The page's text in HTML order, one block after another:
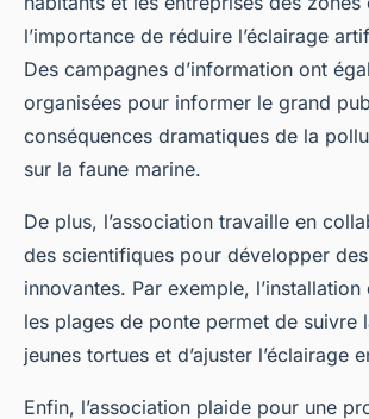
l’importance de réduire l’éclairage
Des campagnes d’information ont
organisées pour informer le grand
conséquences dramatiques de la
sur la faune marine.
De plus, l’association travaille en
des scientifiques pour développer
innovantes. Par exemple,
les plages de ponte permet de suivre
jeunes tortues et d’ajuster l’éclairage
Enfin, l’association plaide pour une